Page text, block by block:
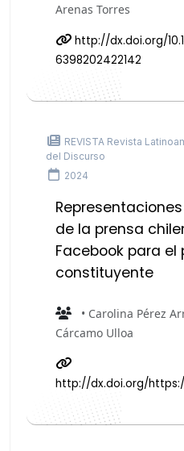
Arenas Torres
http://dx.doi.org/
6398202422142
REVISTA Revista
del Discurso
2024
de la prensa
Facebook para el
constituyente
• Carolina Pérez
Cárcamo Ulloa
http://dx.doi.org/